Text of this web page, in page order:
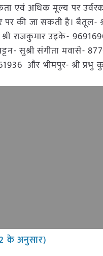
एवं अधिक मूल्य पर
पर की जा सकती है।
राजकुमार उइके-
सुश्री संगीता मवासे-
और भीमपुर- श्री
के अनुसार)